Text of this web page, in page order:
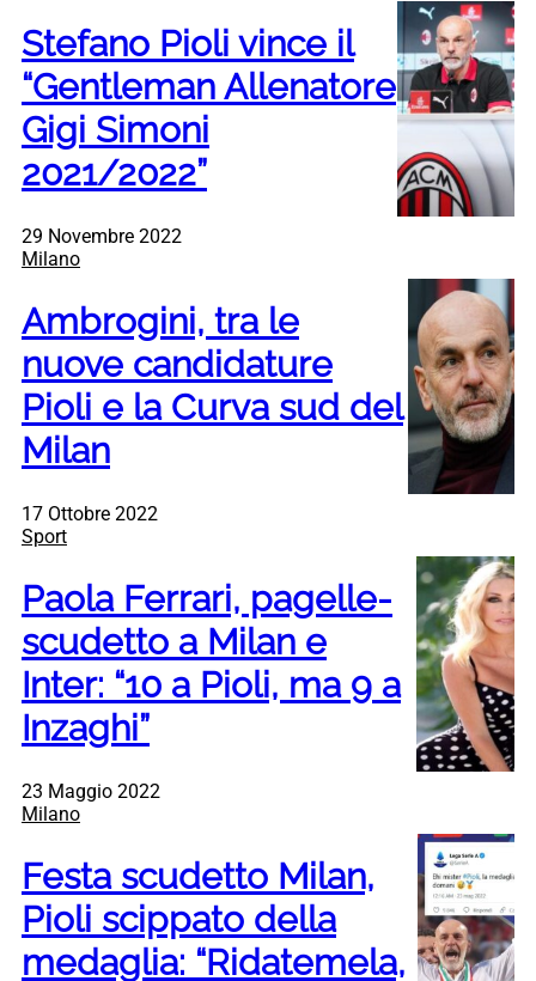
Stefano Pioli vince il
“Gentleman Allenatore
Gigi Simoni
2021/2022”
29 Novembre 2022
Milano
Ambrogini, tra le
nuove candidature
Pioli e la Curva sud del
Milan
17 Ottobre 2022
Sport
Paola Ferrari, pagelle-
scudetto a Milan e
Inter: “10 a Pioli, ma 9 a
Inzaghi”
23 Maggio 2022
Milano
Festa scudetto Milan,
Pioli scippato della
medaglia: “Ridatemela,